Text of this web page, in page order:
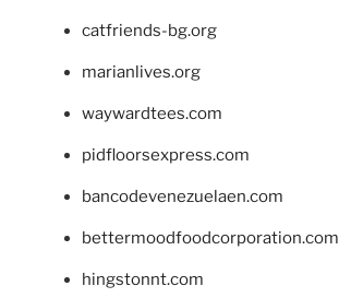
catfriends-bg.org
marianlives.org
waywardtees.com
pidfloorsexpress.com
bancodevenezuelaen.com
bettermoodfoodcorporation.com
hingstonnt.com